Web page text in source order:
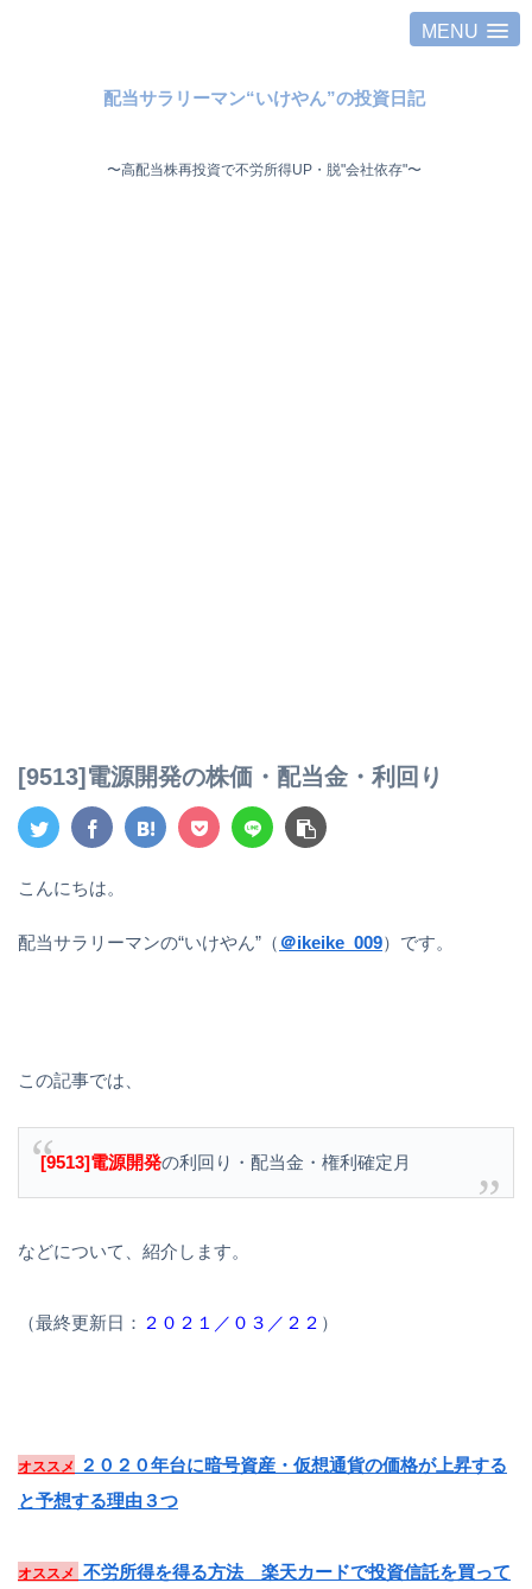
MENU
配当サラリーマン“いけやん”の投資日記 ​
〜高配当株再投資で不労所得UP・脱"会社依存"〜 ​
[9513]電源開発の株価・配当金・利回り
こんにちは。
配当サラリーマンの“いけやん”（ ＠ikeike_009）です。
この記事では、
[9513]電源開発の利回り・配当金・権利確定月
などについて、紹介します。
（最終更新日： ２０２１／０３／２２ ）
オススメ
２０２０年台に暗号資産・仮想通貨の価格が上昇する
と予想する理由３つ
オススメ
不労所得を得る方法 楽天カードで投資信託を買って